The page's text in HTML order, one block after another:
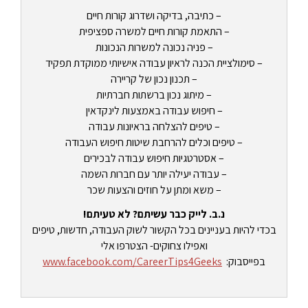
– כתיבה, בדיקה ושדרוג קורות חיים
– התאמת קורות חיים למשרה ספציפית
– פניה נכונה למשרות הנכונות
– סימולציית הכנה לראיון עבודה אישיותי ממוקדת תפקיד
– תכנון נכון של קריירה
– מיתוג נכון ברשתות חברתיות
– חיפוש עבודה באמצעות לינקדאין
– טיפים להצלחה בראיונות עבודה
– טיפים וכלים להרחבת שיטות חיפוש העבודה
– אסטרטגיות חיפוש עבודה לבכירים
– עבודה יעילה יותר עם חברות השמה
– משא ומתן על חוזים והצעות שכר
נ.ב. לייק כבר עשיתם? לא טעיתם!
בכדי להיות בעניינים בכל הקשור לשוק העבודה, חדשות, טיפים
ואפילו צחוקים- הצטרפו אלי
בפייסבוק: www.facebook.com/CareerTips4Geeks